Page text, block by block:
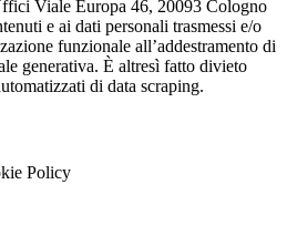
Viale Europa 46, 20093 Cologno
e ai dati personali trasmessi e/o
funzionale all’addestramento di
generativa. È altresì fatto divieto
di data scraping.
Policy